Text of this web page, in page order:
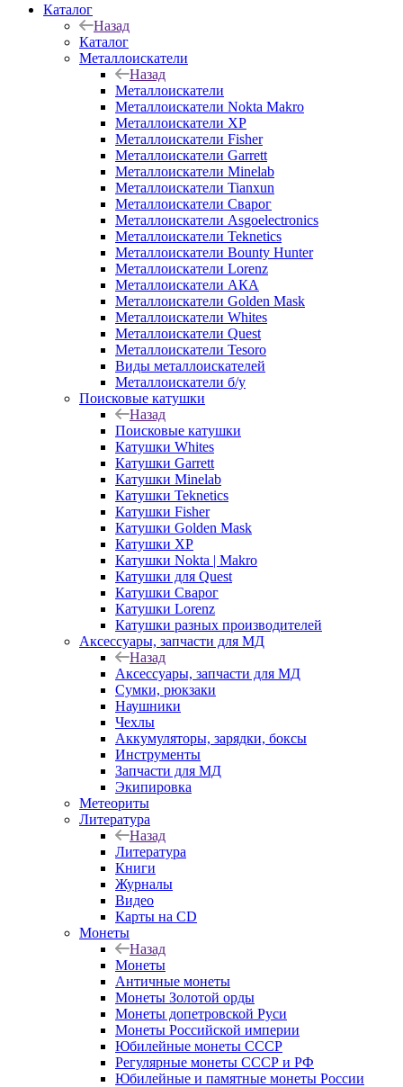
Каталог
Назад
Каталог
Металлоискатели
Назад
Металлоискатели
Металлоискатели Nokta Makro
Металлоискатели XP
Металлоискатели Fisher
Металлоискатели Garrett
Металлоискатели Minelab
Металлоискатели Tianxun
Металлоискатели Сварог
Металлоискатели Asgoelectronics
Металлоискатели Teknetics
Металлоискатели Bounty Hunter
Металлоискатели Lorenz
Металлоискатели АКА
Металлоискатели Golden Mask
Металлоискатели Whites
Металлоискатели Quest
Металлоискатели Tesoro
Виды металлоискателей
Металлоискатели б/у
Поисковые катушки
Назад
Поисковые катушки
Катушки Whites
Катушки Garrett
Катушки Minelab
Катушки Teknetics
Катушки Fisher
Катушки Golden Mask
Катушки XP
Катушки Nokta | Makro
Катушки для Quest
Катушки Сварог
Катушки Lorenz
Катушки разных производителей
Аксессуары, запчасти для МД
Назад
Аксессуары, запчасти для МД
Сумки, рюкзаки
Наушники
Чехлы
Аккумуляторы, зарядки, боксы
Инструменты
Запчасти для МД
Экипировка
Метеориты
Литература
Назад
Литература
Книги
Журналы
Видео
Карты на CD
Монеты
Назад
Монеты
Античные монеты
Монеты Золотой орды
Монеты допетровской Руси
Монеты Российской империи
Юбилейные монеты СССР
Регулярные монеты СССР и РФ
Юбилейные и памятные монеты России